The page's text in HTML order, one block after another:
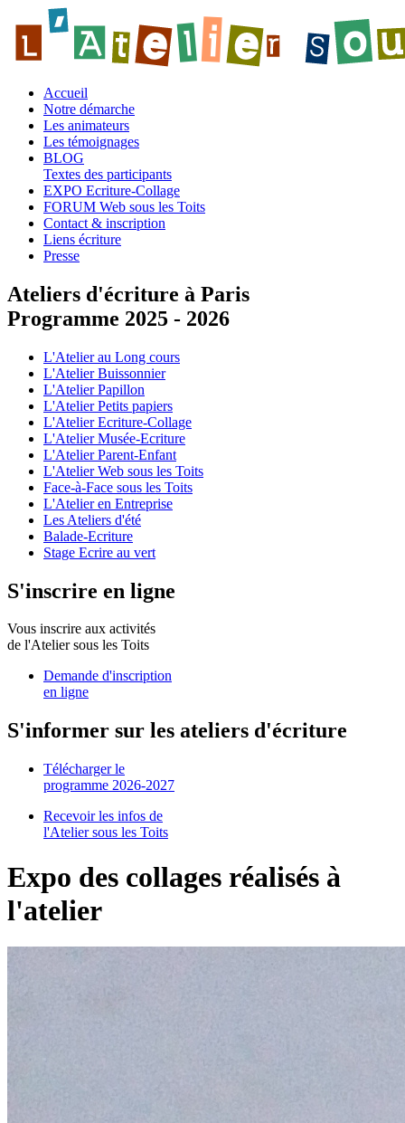
Accueil
Notre démarche
Les animateurs
Les témoignages
BLOG
Textes des participants
EXPO Ecriture-Collage
FORUM Web sous les Toits
Contact & inscription
Liens écriture
Presse
Ateliers d'écriture à Paris
Programme 2025 - 2026
L'Atelier au Long cours
L'Atelier Buissonnier
L'Atelier Papillon
L'Atelier Petits papiers
L'Atelier Ecriture-Collage
L'Atelier Musée-Ecriture
L'Atelier Parent-Enfant
L'Atelier Web sous les Toits
Face-à-Face sous les Toits
L'Atelier en Entreprise
Les Ateliers d'été
Balade-Ecriture
Stage Ecrire au vert
S'inscrire en ligne
Vous inscrire aux activités
de l'Atelier sous les Toits
Demande d'inscription
en ligne
S'informer sur les ateliers d'écriture
Télécharger le
programme 2026-2027
Recevoir les infos de
l'Atelier sous les Toits
Expo des collages réalisés à
l'atelier